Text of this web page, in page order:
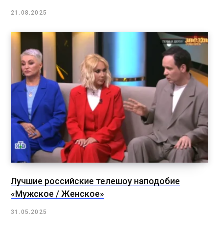
21.08.2025
Лучшие российские телешоу наподобие
«Мужское / Женское»
31.05.2025